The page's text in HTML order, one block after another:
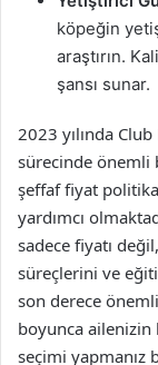
köpeğin
araştırın.
şansı sunar.
2023 yılında
sürecinde önemli
şeffaf fiyat
yardımcı
sadece fiyatı
süreçlerini ve
son derece
boyunca ailenizin
seçimi